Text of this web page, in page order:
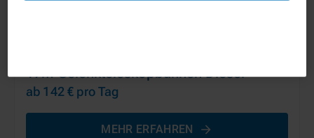
17m Gelenkteleskopbühnen Diesel
ab 142 € pro Tag
MEHR ERFAHREN